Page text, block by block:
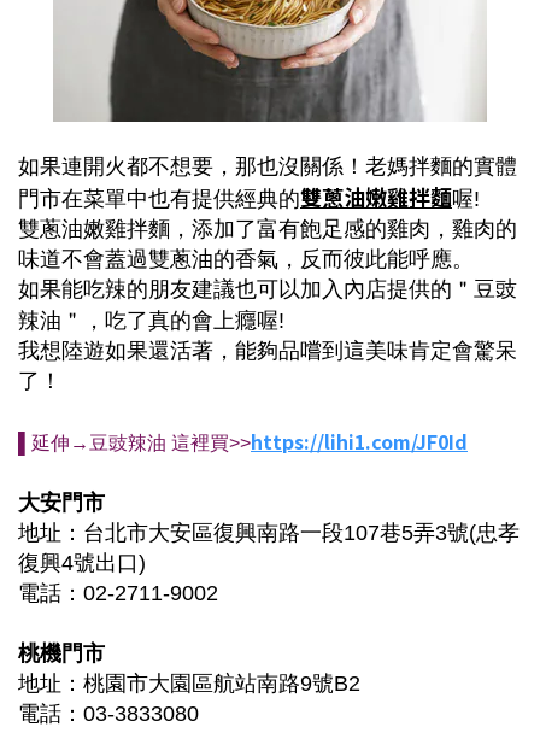
如果連開火都不想要，那也沒關係！老媽拌麵的實體
門市在菜單中也有提供經典的雙蔥油嫩雞拌麵喔!
雙蔥油嫩雞拌麵，添加了富有飽足感的雞肉，雞肉的
味道不會蓋過雙蔥油的香氣，反而彼此能呼應。
如果能吃辣的朋友建議也可以加入內店提供的＂豆豉
辣油＂，吃了真的會上癮喔!
我想陸遊如果還活著，能夠品嚐到這美味肯定會驚呆
了！
▌延伸 → 豆豉辣油 這裡買>>https://lihi1.com/JF0Id
大安門市
地址：台北市大安區復興南路一段107巷5弄3號(忠孝
復興4號出口)
電話：02-2711-9002
桃機門市
地址：桃園市大園區航站南路9號B2
電話：03-3833080